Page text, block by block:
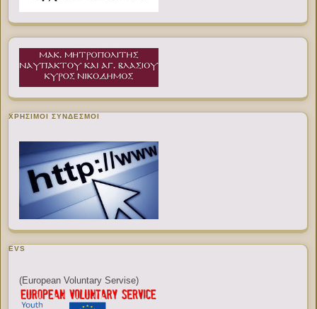
ΧΡΉΣΙΜΟΙ ΣΎΝΔΕΣΜΟΙ
EVS
(European Voluntary Servise)